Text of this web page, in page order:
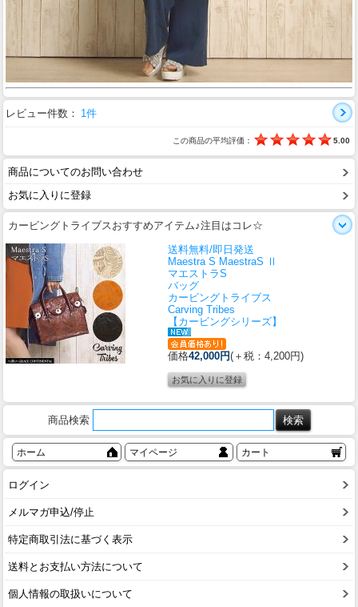
レビュー件数： 1件
この商品の平均評価： 5.00
商品についてのお問い合わせ
お気に入りに登録
カービングトライブスおすすめアイテム♪注目はコレ☆
送料無料/即日発送
Maestra S MaestraS Ⅱ
マエストラS
バッグ
カービングトライブス
Carving Tribes
【カービングシリーズ】
価格42,000円(＋税：4,200円)
商品検索
ホーム マイページ カート
ログイン
メルマガ申込/停止
特定商取引法に基づく表示
送料とお支払い方法について
個人情報の取扱いについて